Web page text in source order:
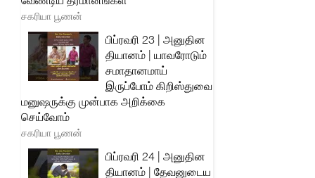
சகரியா பூணன்
பிப்ரவரி 23 | அனுதின
தியானம் | யாவரோடும்
சமாதானமாய்
இருப்போம் கிறிஸ்துவை
மனுஷருக்கு முன்பாக அறிக்கை
செய்வோம்
சகரியா பூணன்
பிப்ரவரி 24 | அனுதின
தியானம் | தேவனுடைய